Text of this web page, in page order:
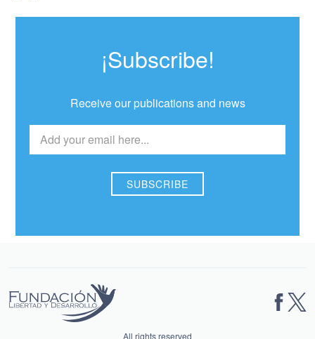
¡Subscribe!
Receive our publications and news
All rights reserved